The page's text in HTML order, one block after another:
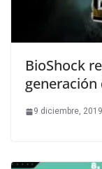
BioShock
generación
9 diciembre, 2019